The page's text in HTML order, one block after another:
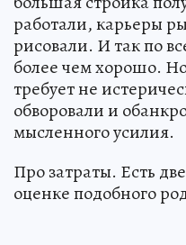
работали, карьеры
рисовали. И так по
более чем хорошо.
требует не
обворовали и
мысленного усилия.
Про затраты. Есть
оценке подобного